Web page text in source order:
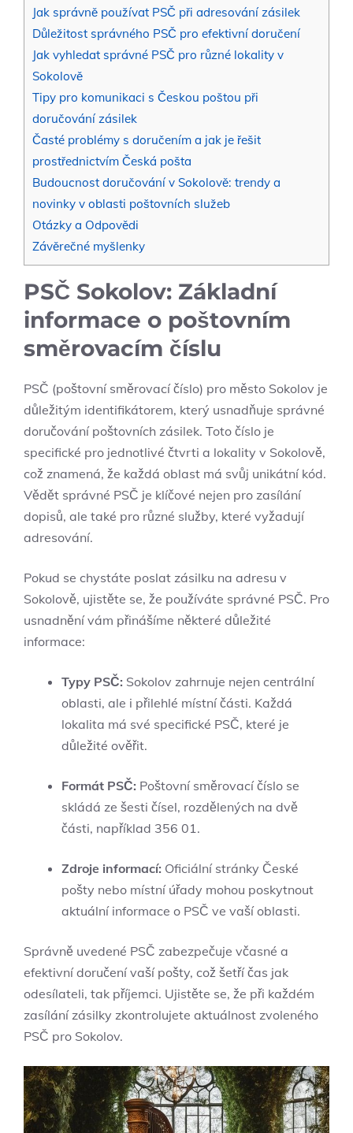
Jak správně používat PSČ při adresování zásilek
Důležitost správného PSČ pro efektivní doručení
Jak vyhledat správné PSČ pro různé lokality v
Sokolově
Tipy pro komunikaci s Českou poštou při
doručování zásilek
Časté problémy s doručením a jak je řešit
prostřednictvím Česká pošta
Budoucnost doručování v Sokolově: trendy a
novinky v oblasti poštovních služeb
Otázky a Odpovědi
Závěrečné myšlenky
PSČ Sokolov: Základní
informace o poštovním
směrovacím číslu
PSČ (poštovní směrovací číslo) pro město Sokolov je
důležitým identifikátorem, který usnadňuje správné
doručování poštovních zásilek. Toto číslo je
specifické pro jednotlivé čtvrti a lokality v Sokolově,
což znamená, že každá oblast má svůj unikátní kód.
Vědět správné PSČ je klíčové nejen pro zasílání
dopisů, ale také pro různé služby, které vyžadují
adresování.
Pokud se chystáte poslat zásilku na adresu v
Sokolově, ujistěte se, že používáte správné PSČ. Pro
usnadnění vám přinášíme některé důležité
informace:
Typy PSČ: Sokolov zahrnuje nejen centrální
oblasti, ale i přilehlé místní části. Každá
lokalita má své specifické PSČ, které je
důležité ověřit.
Formát PSČ: Poštovní směrovací číslo se
skládá ze šesti čísel, rozdělených na dvě
části, například 356 01.
Zdroje informací: Oficiální stránky České
pošty nebo místní úřady mohou poskytnout
aktuální informace o PSČ ve vaší oblasti.
Správně uvedené PSČ zabezpečuje včasné a
efektivní doručení vaší pošty, což šetří čas jak
odesílateli, tak příjemci. Ujistěte se, že při každém
zasílání zásilky zkontrolujete aktuálnost zvoleného
PSČ pro Sokolov.